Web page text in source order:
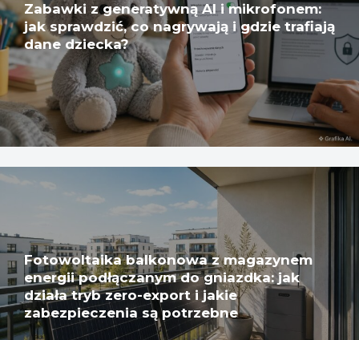
Zabawki z generatywną AI i mikrofonem:
jak sprawdzić, co nagrywają i gdzie trafiają
dane dziecka?
Fotowoltaika balkonowa z magazynem
energii podłączanym do gniazdka: jak
działa tryb zero-export i jakie
zabezpieczenia są potrzebne